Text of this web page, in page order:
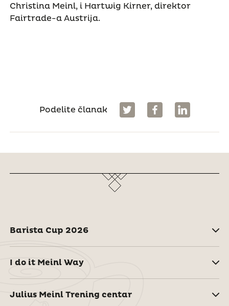
Christina Meinl, i Hartwig Kirner, direktor
Fairtrade-a Austrija.
Podelite članak
Barista Cup 2026
I do it Meinl Way
Julius Meinl Trening centar